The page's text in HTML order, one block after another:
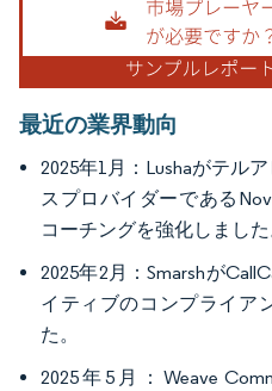
最近の業界動向
2025年1月：Lushaがテル
スプロバイダーである
コーチングを強化しました
2025年2月：Smarshが
イティブのコンプライア
た。
2025年5月：Weave